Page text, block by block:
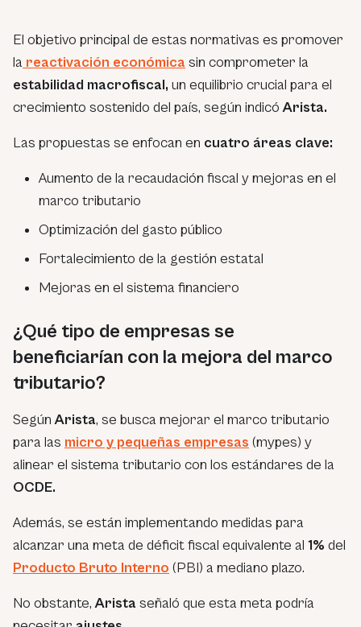
El objetivo principal de estas normativas es promover
la reactivación económica sin comprometer la
estabilidad macrofiscal, un equilibrio crucial para el
crecimiento sostenido del país, según indicóArista.
Las propuestas se enfocan en cuatro áreas clave:
Aumento de la recaudación fiscal y mejoras en el
marco tributario
Optimización del gasto público
Fortalecimiento de la gestión estatal
Mejoras en el sistema financiero
¿Qué tipo de empresas se
beneficiarían con la mejora del marco
tributario?
SegúnArista, se busca mejorar el marco tributario
para las micro y pequeñas empresas (mypes) y
alinear el sistema tributario con los estándares de la
OCDE.
Además, se están implementando medidas para
alcanzar una meta de déficit fiscal equivalente al 1% del
Producto Bruto Interno (PBI) a mediano plazo.
No obstante,Arista señaló que esta meta podría